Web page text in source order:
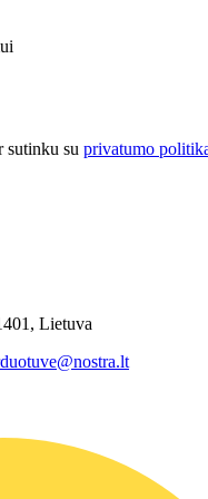
sutinku su privatumo
Lietuva